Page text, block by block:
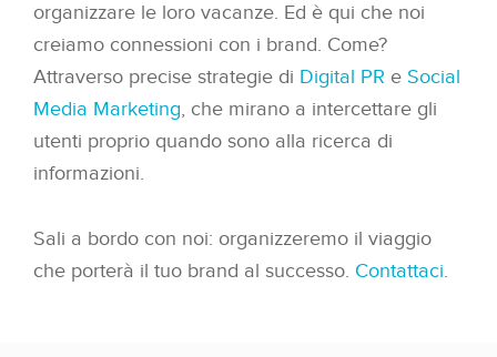
organizzare le loro vacanze. Ed è qui che noi
creiamo connessioni con i brand. Come?
Attraverso precise strategie di Digital PR e Social
Media Marketing, che mirano a intercettare gli
utenti proprio quando sono alla ricerca di
informazioni.
Sali a bordo con noi: organizzeremo il viaggio
che porterà il tuo brand al successo. Contattaci.